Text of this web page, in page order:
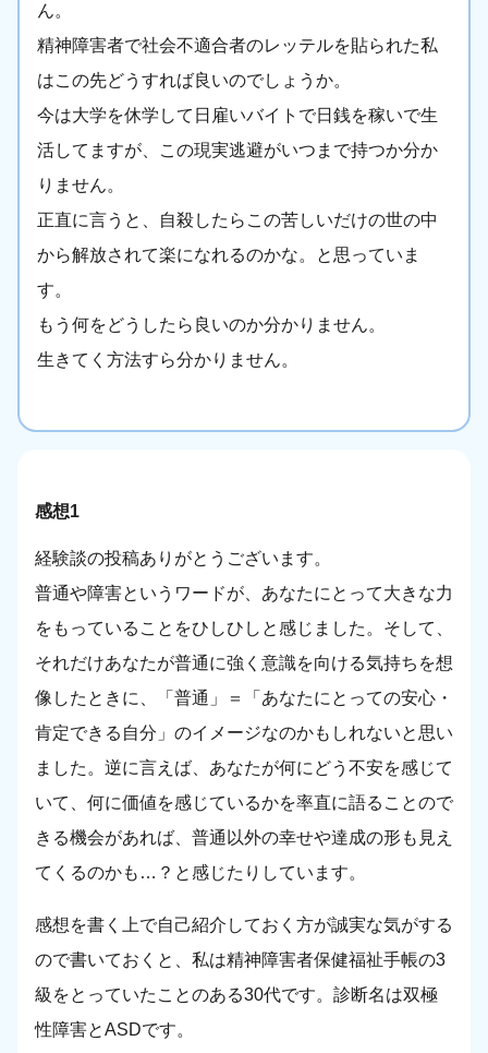
ん。
精神障害者で社会不適合者のレッテルを貼られた私
はこの先どうすれば良いのでしょうか。
今は大学を休学して日雇いバイトで日銭を稼いで生
活してますが、この現実逃避がいつまで持つか分か
りません。
正直に言うと、自殺したらこの苦しいだけの世の中
から解放されて楽になれるのかな。と思っていま
す。
もう何をどうしたら良いのか分かりません。
生きてく方法すら分かりません。
感想1
経験談の投稿ありがとうございます。
普通や障害というワードが、あなたにとって大きな力
をもっていることをひしひしと感じました。そして、
それだけあなたが普通に強く意識を向ける気持ちを想
像したときに、「普通」＝「あなたにとっての安心・
肯定できる自分」のイメージなのかもしれないと思い
ました。逆に言えば、あなたが何にどう不安を感じて
いて、何に価値を感じているかを率直に語ることので
きる機会があれば、普通以外の幸せや達成の形も見え
てくるのかも…？と感じたりしています。
感想を書く上で自己紹介しておく方が誠実な気がする
ので書いておくと、私は精神障害者保健福祉手帳の3
級をとっていたことのある30代です。診断名は双極
性障害とASDです。